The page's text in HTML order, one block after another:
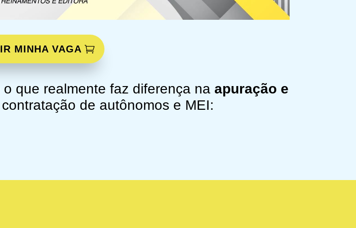
MINHA VAGA
que realmente faz diferença na apuração e
de autônomos e MEI: